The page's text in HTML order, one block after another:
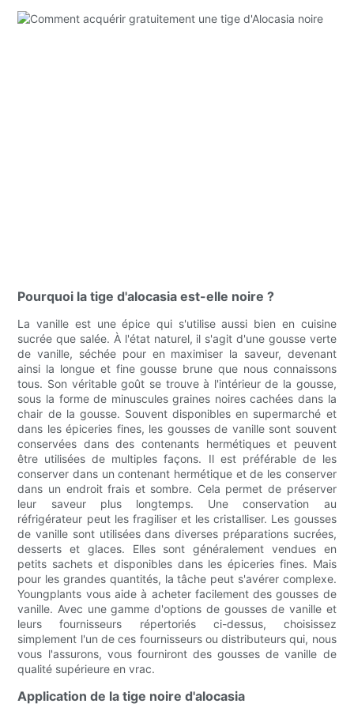
Pourquoi la tige d'alocasia est-elle noire ?
La vanille est une épice qui s'utilise aussi bien en cuisine
sucrée que salée. À l'état naturel, il s'agit d'une gousse verte
de vanille, séchée pour en maximiser la saveur, devenant
ainsi la longue et fine gousse brune que nous connaissons
tous. Son véritable goût se trouve à l'intérieur de la gousse,
sous la forme de minuscules graines noires cachées dans la
chair de la gousse. Souvent disponibles en supermarché et
dans les épiceries fines, les gousses de vanille sont souvent
conservées dans des contenants hermétiques et peuvent
être utilisées de multiples façons. Il est préférable de les
conserver dans un contenant hermétique et de les conserver
dans un endroit frais et sombre. Cela permet de préserver
leur saveur plus longtemps. Une conservation au
réfrigérateur peut les fragiliser et les cristalliser. Les gousses
de vanille sont utilisées dans diverses préparations sucrées,
desserts et glaces. Elles sont généralement vendues en
petits sachets et disponibles dans les épiceries fines. Mais
pour les grandes quantités, la tâche peut s'avérer complexe.
Youngplants vous aide à acheter facilement des gousses de
vanille. Avec une gamme d'options de gousses de vanille et
leurs fournisseurs répertoriés ci-dessus, choisissez
simplement l'un de ces fournisseurs ou distributeurs qui, nous
vous l'assurons, vous fourniront des gousses de vanille de
qualité supérieure en vrac.
Application de la tige noire d'alocasia